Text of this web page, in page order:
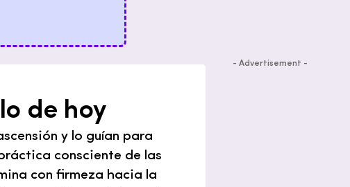
de hoy
y lo guían para
consciente de las
con firmeza hacia la
- Advertisement -